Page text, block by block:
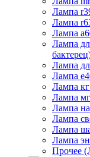
Лампа
Лампа
Лампа
Лампа
Лампа
Лампа
Лампа
Лампа
Лампа
Лампа
Лампа
Лампа
Прочее